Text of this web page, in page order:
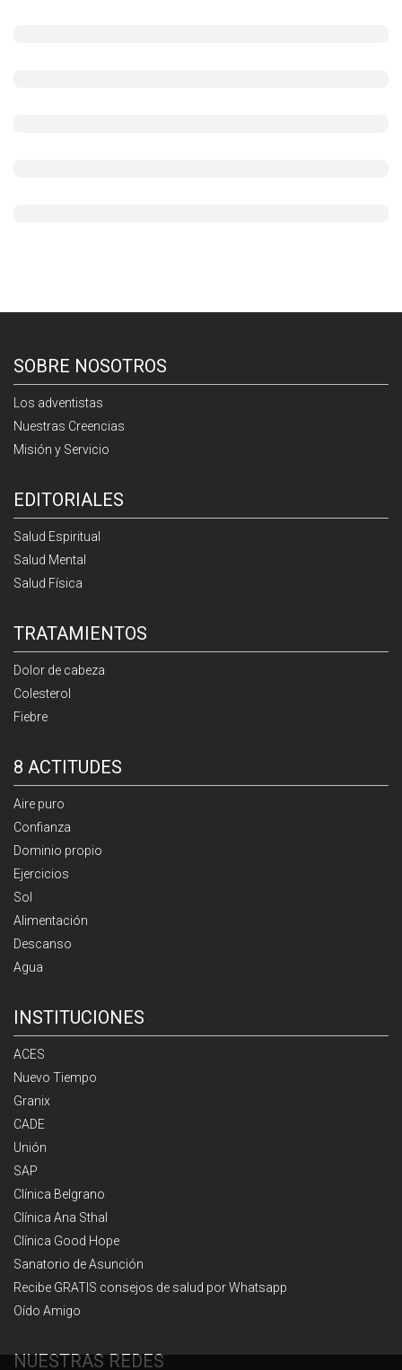
SOBRE NOSOTROS
Los adventistas
Nuestras Creencias
Misión y Servicio
EDITORIALES
Salud Espiritual
Salud Mental
Salud Física
TRATAMIENTOS
Dolor de cabeza
Colesterol
Fiebre
8 ACTITUDES
Aire puro
Confianza
Dominio propio
Ejercicios
Sol
Alimentación
Descanso
Agua
INSTITUCIONES
ACES
Nuevo Tiempo
Granix
CADE
Unión
SAP
Clínica Belgrano
Clínica Ana Sthal
Clínica Good Hope
Sanatorio de Asunción
Recibe GRATIS consejos de salud por Whatsapp
Oído Amigo
NUESTRAS REDES